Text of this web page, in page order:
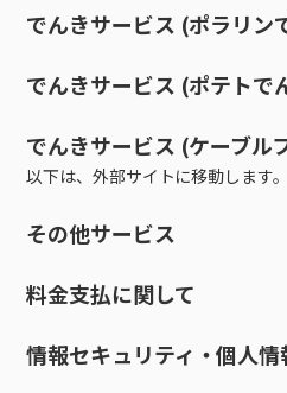
おトクな割引サービス
回線速度測定
接続・設定⽅法
ポテトからのプレゼント
イベントカレンダー
講座のご案内
機器⼀覧
ポテトホーム防犯カメラ
オプションサービス
インターネットギガシェア
オプションサービス
auスマートバリュー
auまとめトーク
ポテトスマートフォン
料⾦プラン
機種⼀覧
オプションサービス
でんきトップ
ポラリンでんき×ポテト
ポテトでんき
ケーブルプラスでんき
暮らしを快適にするサー
ポテトライフメール
⽣活あんしんサービス
みるプラス
メンテナンス
マイペ
個人情報の共同
地域 BWA 無線
重要事
ポテトホーム防カ
ポテトモバイルサ
でんきサービス (ポラリ
重要事項
（ポラリンでん
料金定
（ポラリンでん
（ポラリンでん
でんきサービス (ポテトで
ご契約に関する重
需給契約要綱［ポ
でんきサービス (ケーブル
以下は、外部サイトに移動します。
サービスのご利
ケーブルプラスで
その他サービス
ＩＰ-ＶＯＤサービス「
インテリジェント
料金支払に関して
旭川ケーブ
クレジットカ
情報セキュリティ・個人